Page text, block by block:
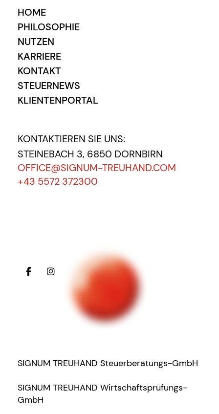
HOME
PHILOSOPHIE
NUTZEN
KARRIERE
KONTAKT
STEUERNEWS
KLIENTENPORTAL
KONTAKTIEREN SIE UNS:
STEINEBACH 3, 6850 DORNBIRN
OFFICE@SIGNUM-TREUHAND.COM
+43 5572 372300
SIGNUM TREUHAND Steuerberatungs-GmbH
SIGNUM TREUHAND Wirtschaftsprüfungs-
GmbH